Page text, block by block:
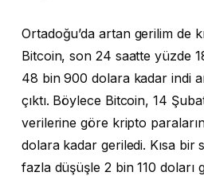
Ortadoğu’da artan gerilim de
Bitcoin, son 24 saatte yüzde
48 bin 900 dolara kadar indi
çıktı. Böylece Bitcoin, 14
verilerine göre kripto
dolara kadar geriledi. Kısa bir
fazla düşüşle 2 bin 110